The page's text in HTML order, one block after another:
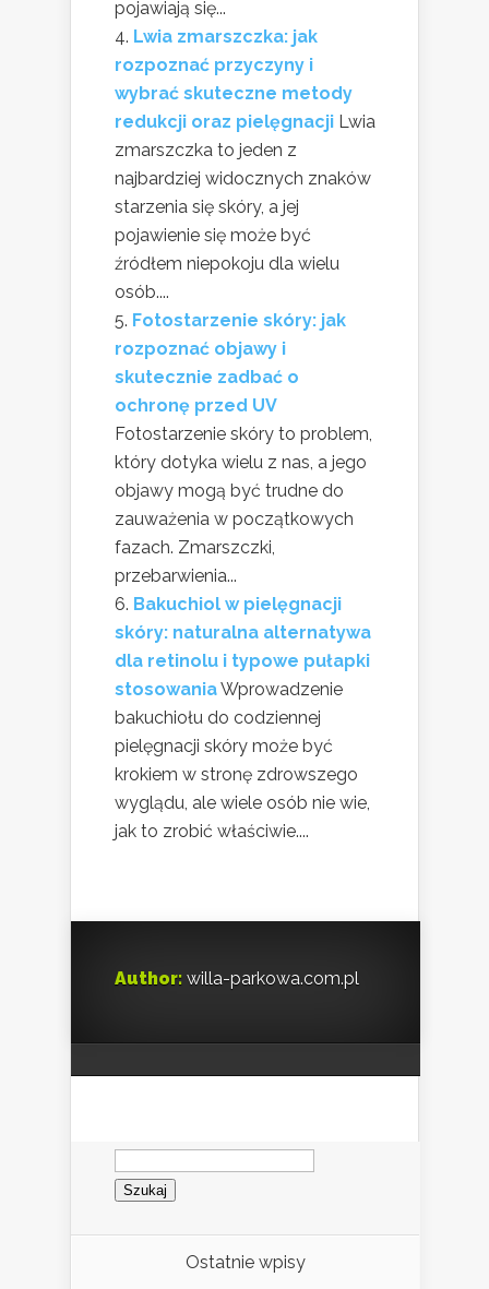
pojawiają się...
Lwia zmarszczka: jak
rozpoznać przyczyny i
wybrać skuteczne metody
redukcji oraz pielęgnacji Lwia
zmarszczka to jeden z
najbardziej widocznych znaków
starzenia się skóry, a jej
pojawienie się może być
źródłem niepokoju dla wielu
osób....
Fotostarzenie skóry: jak
rozpoznać objawy i
skutecznie zadbać o
ochronę przed UV
Fotostarzenie skóry to problem,
który dotyka wielu z nas, a jego
objawy mogą być trudne do
zauważenia w początkowych
fazach. Zmarszczki,
przebarwienia...
Bakuchiol w pielęgnacji
skóry: naturalna alternatywa
dla retinolu i typowe pułapki
stosowaniaWprowadzenie
bakuchiołu do codziennej
pielęgnacji skóry może być
krokiem w stronę zdrowszego
wyglądu, ale wiele osób nie wie,
jak to zrobić właściwie....
Author: willa-parkowa.com.pl
Szukaj:
Ostatnie wpisy